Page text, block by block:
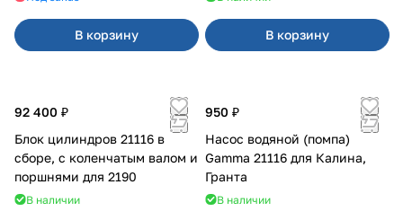
В корзину В корзину
92 400 ₽
Блок цилиндров 21116 в
сборе, с коленчатым валом и
поршнями для 2190
В наличии
950 ₽
Насос водяной (помпа)
Gamma 21116 для Калина,
Гранта
В наличии